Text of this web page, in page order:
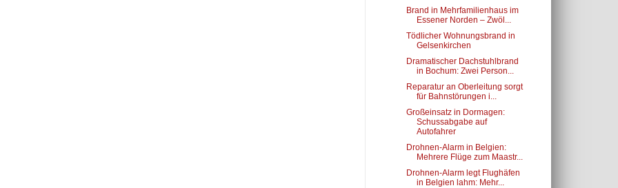
Brand in Mehrfamilienhaus im
Essener Norden – Zwöl...
Tödlicher Wohnungsbrand in
Gelsenkirchen
Dramatischer Dachstuhlbrand
in Bochum: Zwei Person...
Reparatur an Oberleitung sorgt
für Bahnstörungen i...
Großeinsatz in Dormagen:
Schussabgabe auf
Autofahrer
Drohnen-Alarm in Belgien:
Mehrere Flüge zum Maastr...
Drohnen-Alarm legt Flughäfen
in Belgien lahm: Mehr...